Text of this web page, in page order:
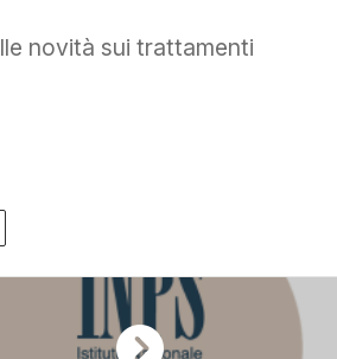
novità sui trattamenti